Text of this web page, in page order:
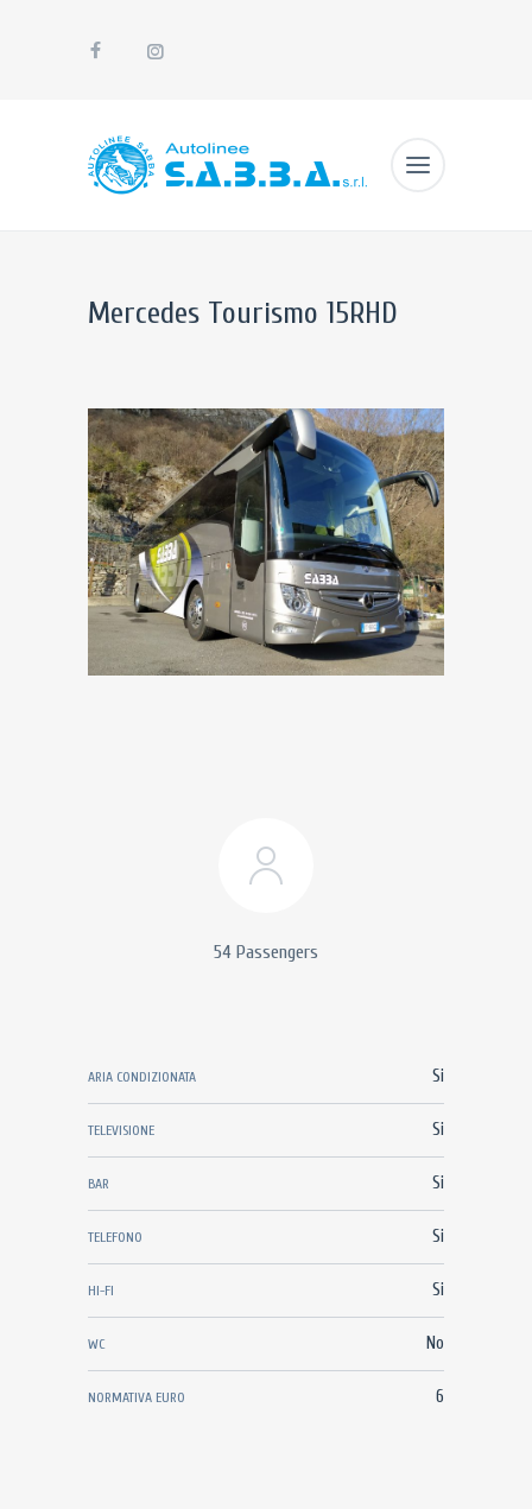
Mercedes Tourismo 15RHD
54 Passengers
ARIA CONDIZIONATA Si
TELEVISIONE Si
BAR Si
TELEFONO Si
HI-FI Si
WC No
NORMATIVA EURO 6